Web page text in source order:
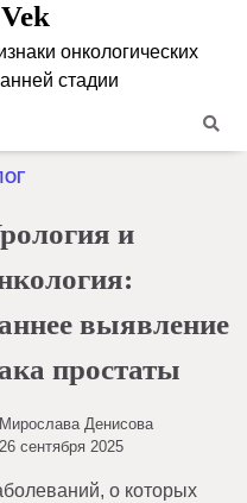
онкологических
стадии
и
выявление
простаты
Мирослава Денисова
26 сентября 2025
о которых